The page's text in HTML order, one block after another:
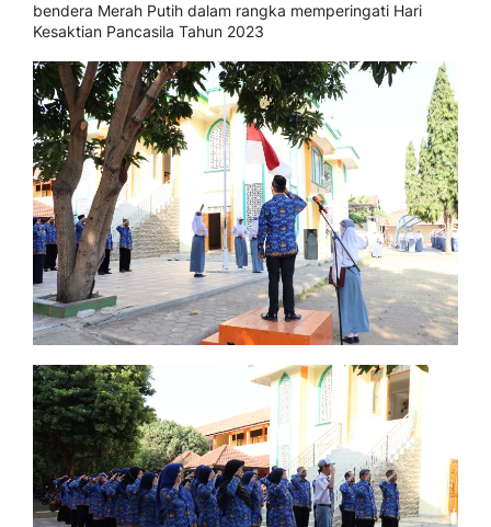
bendera Merah Putih dalam rangka memperingati Hari
Kesaktian Pancasila Tahun 2023